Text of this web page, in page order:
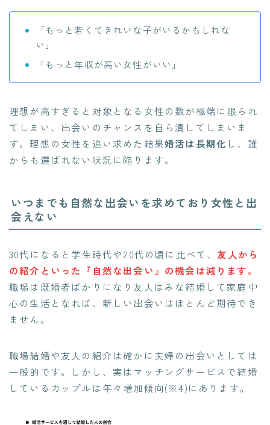
「もっと若くてきれいな子がいるかもしれな
い」
「もっと年収が高い女性がいい」
理想が高すぎると対象となる女性の数が極端に限られ
てしまい、出会いのチャンスを自ら潰してしまいま
す。理想の女性を追い求めた結果婚活は長期化 し、誰
からも選ばれない状況に陥ります。
いつまでも自然な出会いを求めており女性と出
会えない
30代になると学生時代や20代の頃に比べて、 友人から
の紹介といった『自然な出会い』の機会は減ります。
職場は既婚者ばかりになり友人はみな結婚して家庭中
心の生活となれば、新しい出会いはほとんど期待でき
ません。
職場結婚や友人の紹介は確かに夫婦の出会いとしては
一般的です。しかし、実はマッチングサービスで結婚
しているカップルは年々増加傾向(※4)にあります。